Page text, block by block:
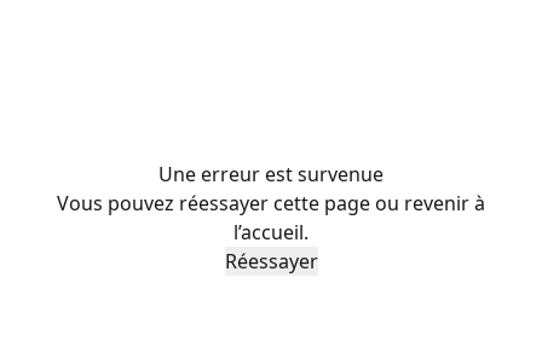
Une erreur est survenue
Vous pouvez réessayer cette page ou revenir à
l’accueil.
Réessayer